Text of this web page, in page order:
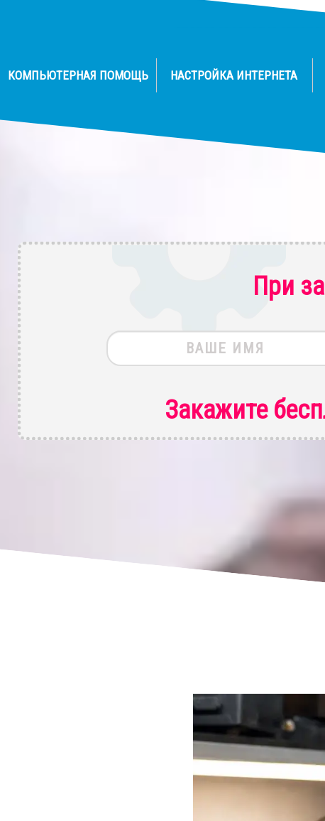
КОМПЬЮТЕРНАЯ ПОМОЩЬ НАСТРОЙКА ИНТЕРНЕТА
При
Закажите